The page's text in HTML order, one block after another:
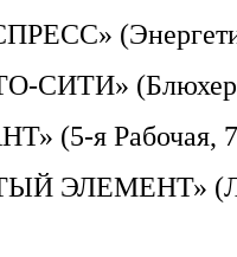
СИТИ»
(5-я Рабочая,
ЭЛЕМЕНТ»